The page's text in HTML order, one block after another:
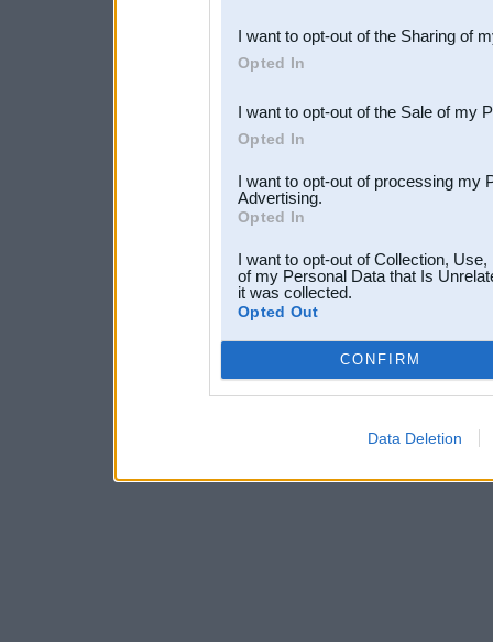
Downstream Participants
third parties.
I want to opt-out of the Sharing of
Opted In
I want to opt-out of the Sale of my
Opted In
I want to opt-out of processing my
Advertising.
Opted In
I want to opt-out of Collection,
of my Personal Data that Is
it was collected.
Opted Out
CONFIRM
Data Deletion